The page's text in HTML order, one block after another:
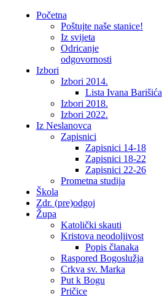
Početna
Poštujte naše stanice!
Iz svijeta
Odricanje
odgovornosti
Izbori
Izbori 2014.
Lista Ivana Barišića
Izbori 2018.
Izbori 2022.
Iz Neslanovca
Zapisnici
Zapisnici 14-18
Zapisnici 18-22
Zapisnici 22-26
Prometna studija
Škola
Zdr. (pre)odgoj
Župa
Katolički skauti
Kristova neodoljivost
Popis članaka
Raspored Bogoslužja
Crkva sv. Marka
Put k Bogu
Pričice